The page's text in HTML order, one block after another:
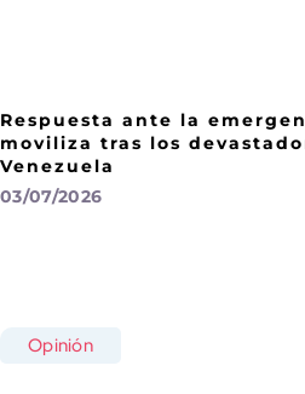
Respuesta ante la
moviliza tras los
Venezuela
03/07/2026
Opinión